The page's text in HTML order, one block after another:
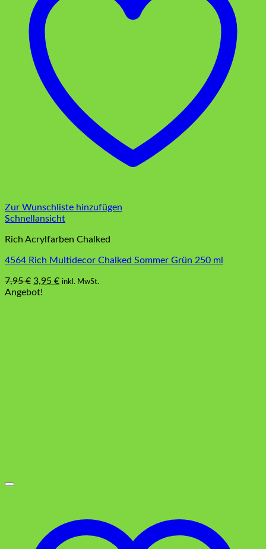
Zur Wunschliste hinzufügen
Schnellansicht
Rich Acrylfarben Chalked
4564 Rich Multidecor Chalked Sommer Grün 250 ml
7,95€ Ursprünglicher
Preis
3,95 €Aktueller
inkl. MwSt.
Angebot!